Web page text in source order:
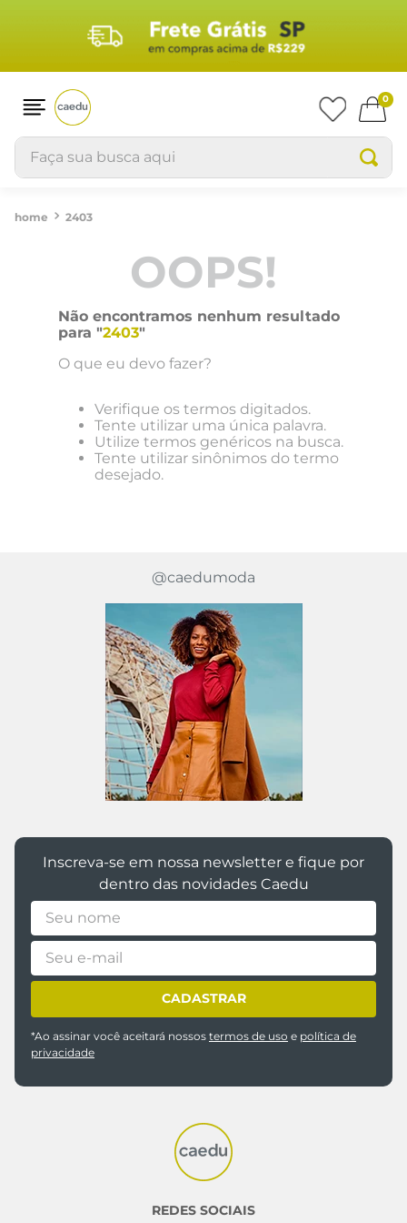
0
Faça sua busca aqui
2403
OOPS!
Não encontramos nenhum resultado
para "2403"
O que eu devo fazer?
Verifique os termos digitados.
Tente utilizar uma única palavra.
Utilize termos genéricos na busca.
Tente utilizar sinônimos do termo
desejado.
@caedumoda
Inscreva-se em nossa newsletter e fique por
dentro das novidades Caedu
CADASTRAR
*Ao assinar você aceitará nossos termos de uso e política de
privacidade
REDES SOCIAIS